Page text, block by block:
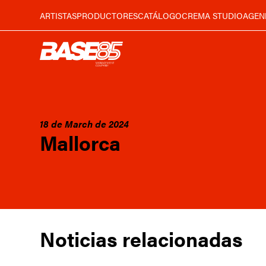
ARTISTASPRODUCTORESCATÁLOGOCREMA STUDIO
18 de March de 2024
Mallorca
Noticias relacionadas